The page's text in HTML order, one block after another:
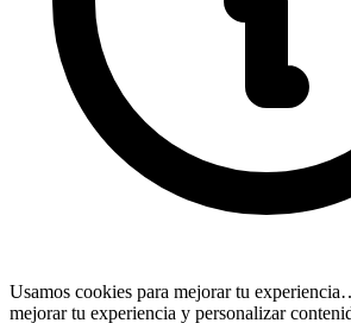
Usamos cookies para mejorar tu
mejorar tu experiencia y personalizar